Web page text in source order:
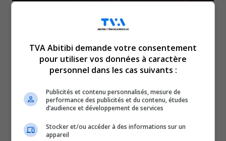
Une collision impliquant trois véhicules est survenue
kilomètre 608, près de la rivière Kinojévis, à Rouyn-
Noranda.
Un véhicule a dévié de sa voie pour une raison toujours
inconnue et a percuté une autre voiture et a par la suite
frappé plus durement une deuxième automobile.
hospitalier. Un homme dans la vingtaine a subi des
TVA Abitibi demande votre consentement
pour utiliser vos données à caractère
personnel dans les cas suivants :
Publicités et contenu personnalisés, mesure de
performance des publicités et du contenu, études
d’audience et développement de services
Stocker et/ou accéder à des informations sur un
appareil